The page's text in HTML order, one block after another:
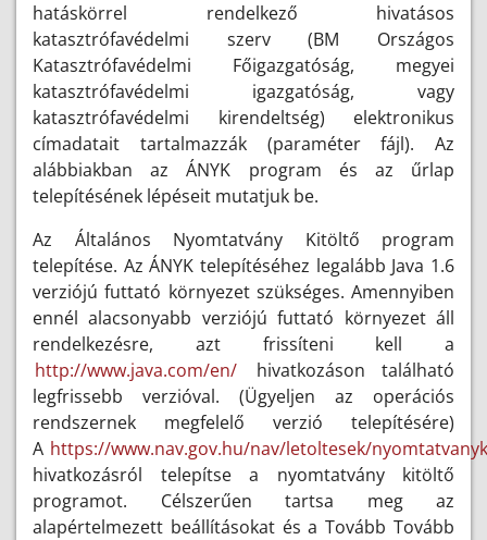
hatáskörrel rendelkező hivatásos
katasztrófavédelmi szerv (BM Országos
Katasztrófavédelmi Főigazgatóság, megyei
katasztrófavédelmi igazgatóság, vagy
katasztrófavédelmi kirendeltség) elektronikus
címadatait tartalmazzák (paraméter fájl). Az
alábbiakban az ÁNYK program és az űrlap
telepítésének lépéseit mutatjuk be.
Az Általános Nyomtatvány Kitöltő program
telepítése. Az ÁNYK telepítéséhez legalább Java 1.6
verziójú futtató környezet szükséges. Amennyiben
ennél alacsonyabb verziójú futtató környezet áll
rendelkezésre, azt frissíteni kell a
http://www.java.com/en/ hivatkozáson található
legfrissebb verzióval. (Ügyeljen az operációs
rendszernek megfelelő verzió telepítésére)
A https://www.nav.gov.hu/nav/letoltesek/
hivatkozásról telepítse a nyomtatvány kitöltő
programot. Célszerűen tartsa meg az
alapértelmezett beállításokat és a Tovább Tovább